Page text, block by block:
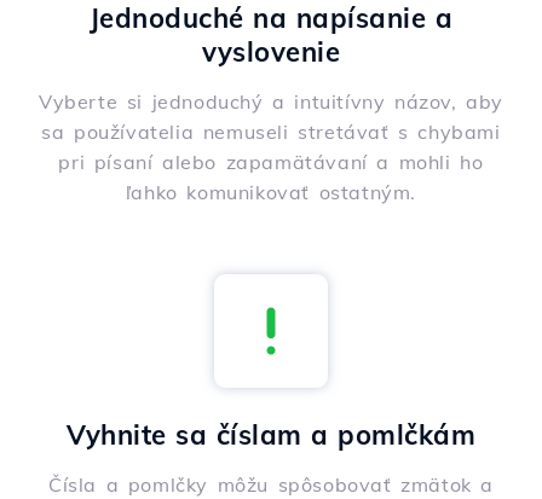
Jednoduché na napísanie a
vyslovenie
Vyberte si jednoduchý a intuitívny názov, aby
sa používatelia nemuseli stretávať s chybami
pri písaní alebo zapamätávaní a mohli ho
ľahko komunikovať ostatným.
Vyhnite sa číslam a pomlčkám
Čísla a pomlčky môžu spôsobovať zmätok a